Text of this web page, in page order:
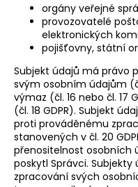
orgány veřejné
provozovatelé
elektronických
pojišťovny, státní
Subjekt údajů má právo
svým osobním údajům
výmaz (čl. 16 nebo čl. 17
(čl. 18 GDPR). Subjekt
proti prováděnému
stanovených v čl. 20
přenositelnost osobních
poskytl Správci.
zpracování svých